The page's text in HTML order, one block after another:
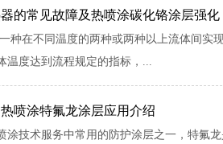
的常见故障及热喷涂碳化铬涂层强化
种在不同温度的两种或两种以上流体间实
温度达到流程规定的指标，...
喷涂特氟龙涂层应用介绍
涂技术服务中常用的防护涂层之一，特氟